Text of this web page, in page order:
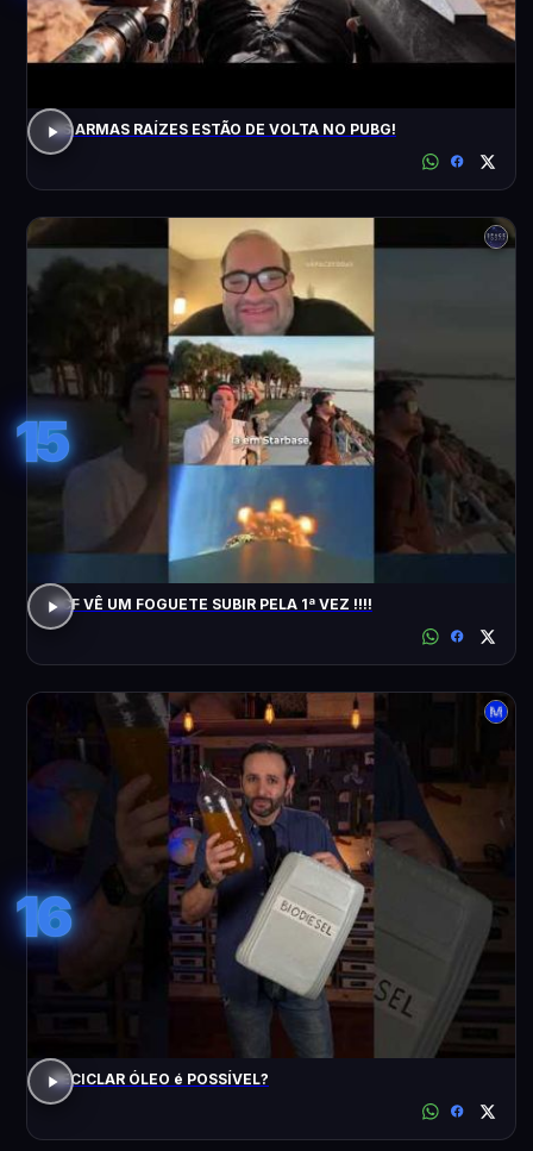
AS ARMAS RAÍZES ESTÃO DE VOLTA NO PUBG!
15
ACF VÊ UM FOGUETE SUBIR PELA 1ª VEZ !!!!
16
RECICLAR ÓLEO é POSSÍVEL?